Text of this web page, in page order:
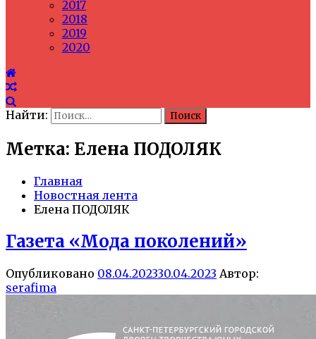
2017
2018
2019
2020
Найти:
Метка: Елена ПОДОЛЯК
Главная
Новостная лента
Елена ПОДОЛЯК
Газета «Мода поколений»
Опубликовано 08.04.202330.04.2023 Автор:
serafima